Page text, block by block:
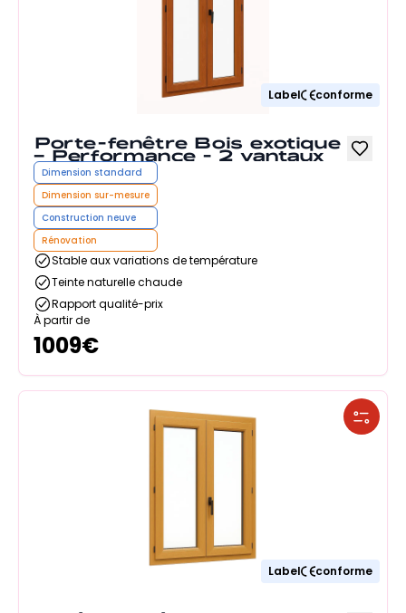
Label conforme
Porte-fenêtre Bois exotique
– Performance - 2 vantaux
Dimension standard
Dimension sur-mesure
Construction neuve
Rénovation
Stable aux variations de température
Teinte naturelle chaude
Rapport qualité-prix
À partir de
1009€
Label conforme